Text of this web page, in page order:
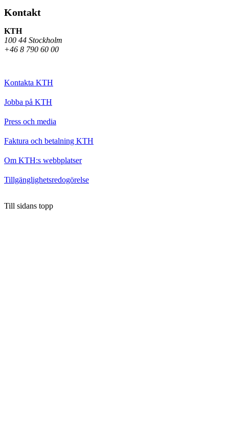
Kontakt
KTH
100 44 Stockholm
+46 8 790 60 00
Kontakta KTH
Jobba på KTH
Press och media
Faktura och betalning KTH
Om KTH:s webbplatser
Tillgänglighetsredogörelse
Till sidans topp